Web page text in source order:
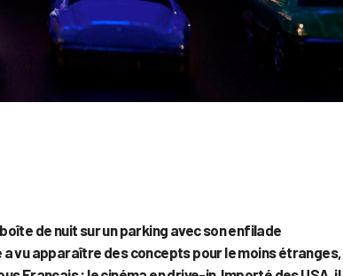
de nuit sur un parking avec son enfilade
vu apparaître des concepts pour le moins étranges,